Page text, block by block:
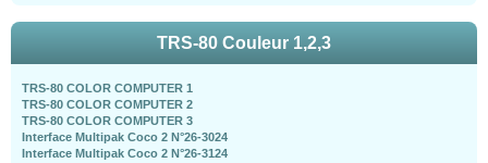
TRS-80 Couleur 1,2,3
TRS-80 COLOR COMPUTER 1
TRS-80 COLOR COMPUTER 2
TRS-80 COLOR COMPUTER 3
Interface Multipak Coco 2 N°26-3024
Interface Multipak Coco 2 N°26-3124